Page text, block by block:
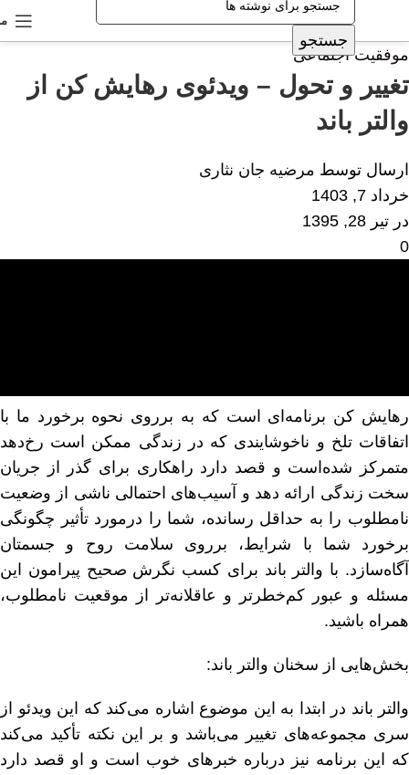
جستجو
موفقیت اجتماعی
تغییر و تحول – ویدئوی رهایش کن از
والتر باند
ارسال توسط مرضیه جان نثاری
خرداد 7, 1403
در تیر 28, 1395
0
رهایش کن برنامه‌ای است که به بر‌روی نحوه برخورد ما با
اتفاقات تلخ و ناخوشایندی که در زندگی ممکن است رخ‌دهد
متمرکز شده‌است و قصد دارد راهکاری برای گذر از جریان
سخت زندگی ارائه دهد و آسیب‌های احتمالی ناشی از وضعیت
نامطلوب را به حد‌‌اقل رسانده، شما را درمورد تأثیر چگونگی
برخورد شما با شرایط، برروی سلامت روح و جسمتان
آگاه‌سازد. با والتر باند برای کسب نگرش صحیح پیرامون این
مسئله و عبور کم‌خطرتر و عاقلانه‌تر از موقعیت نامطلوب،
همراه باشید.
بخش‌هایی از سخنان والتر باند:
والتر باند در ابتدا به این موضوع اشاره می‌کند که این ویدئو از
سری مجموعه‌های تغییر می‌باشد و بر این نکته تأکید می‌کند
که این برنامه نیز درباره خبرهای خوب است و او قصد دارد